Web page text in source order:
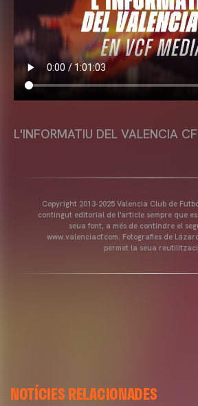
L'INFORMATIU DEL VALENCIA
Copyright 2013-2025 Valencia Club de
contingut editorial de l'article sempre que
seua font, a més de contindre el
www.valenciacf.com. Fotografies de
permet la seua
NOTÍCIES RELACIONADES